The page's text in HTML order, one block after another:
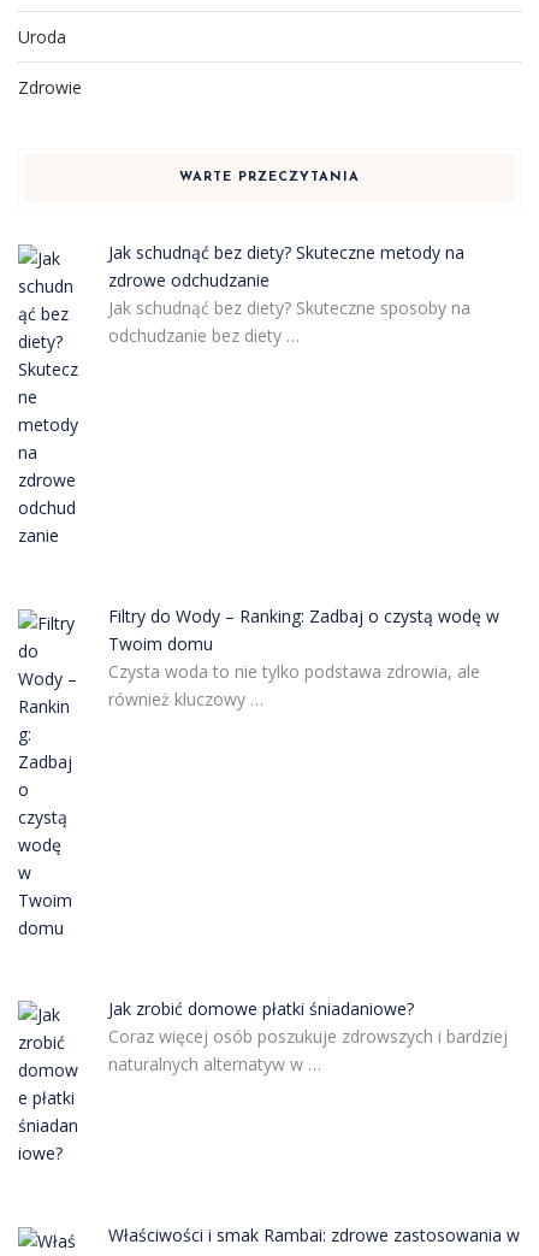
Uroda
Zdrowie
WARTE PRZECZYTANIA
Jak schudnąć bez diety? Skuteczne metody na
zdrowe odchudzanie
Jak schudnąć bez diety? Skuteczne sposoby na
odchudzanie bez diety …
Filtry do Wody – Ranking: Zadbaj o czystą wodę w
Twoim domu
Czysta woda to nie tylko podstawa zdrowia, ale
również kluczowy …
Jak zrobić domowe płatki śniadaniowe?
Coraz więcej osób poszukuje zdrowszych i bardziej
naturalnych alternatyw w …
Właściwości i smak Rambai: zdrowe zastosowania w